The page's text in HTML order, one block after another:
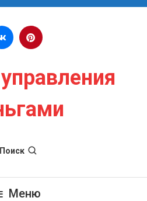
Поиск
Меню